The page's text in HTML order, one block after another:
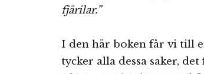
fjärilar.”
I den här boken får vi till
tycker alla dessa saker,